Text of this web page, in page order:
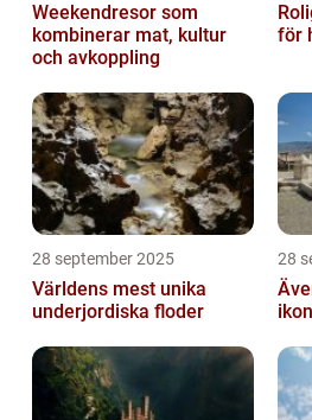
Weekendresor som
kombinerar mat, kultur
och avkoppling
för
28 september 2025
Världens mest unika
underjordiska floder
28